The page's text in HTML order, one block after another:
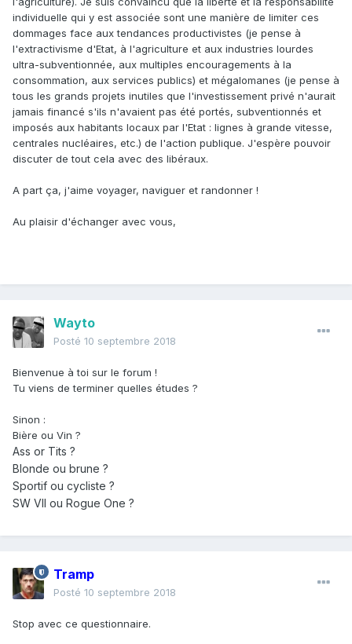
individuelle qui y est associée sont une manière de limiter ces
dommages face aux tendances productivistes (je pense à
l'extractivisme d'Etat, à l'agriculture et aux industries lourdes
ultra-subventionnée, aux multiples encouragements à la
consommation, aux services publics) et mégalomanes (je pense à
tous les grands projets inutiles que l'investissement privé n'aurait
jamais financé s'ils n'avaient pas été portés, subventionnés et
imposés aux habitants locaux par l'Etat : lignes à grande vitesse,
centrales nucléaires, etc.) de l'action publique. J'espère pouvoir
discuter de tout cela avec des libéraux.
A part ça, j'aime voyager, naviguer et randonner !
Au plaisir d'échanger avec vous,
Wayto
Posté 10 septembre 2018
Bienvenue à toi sur le forum !
Tu viens de terminer quelles études ?
Sinon :
Bière ou Vin ?
Ass or Ti ts ?
Blonde ou brune ?
Sportif ou cycliste ?
SW VII ou Rogue One ?
Tramp
Posté 10 septembre 2018
Stop avec ce questionnaire.